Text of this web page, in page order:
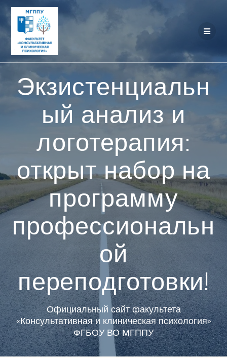
Экзистенциальн
ый анализ и
логотерапия:
открыт набор на
программу
профессиональн
ой
переподготовки!
Официальный сайт факультета
«Консультативная и клиническая психология»
ФГБОУ ВО МГППУ